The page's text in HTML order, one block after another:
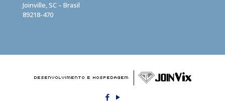
Joinville, SC – Brasil
89218-470